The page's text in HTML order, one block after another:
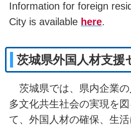
Information for foreign
City is available here.
茨城県外国人材支援
茨城県では、県内企業の
多文化共生社会の実現を
て、外国人材の確保、生